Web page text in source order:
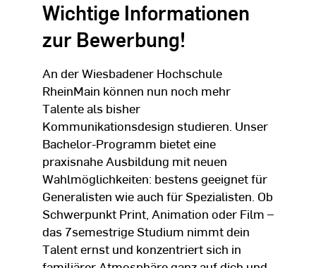
Wichtige Informationen
zur Bewerbung!
An der Wiesbadener Hochschule
RheinMain können nun noch mehr
Talente als bisher
Kommunikationsdesign studieren. Unser
Bachelor-Programm bietet eine
praxisnahe Ausbildung mit neuen
Wahlmöglichkeiten: bestens geeignet für
Generalisten wie auch für Spezialisten. Ob
Schwerpunkt Print, Animation oder Film –
das 7semestrige Studium nimmt dein
Talent ernst und konzentriert sich in